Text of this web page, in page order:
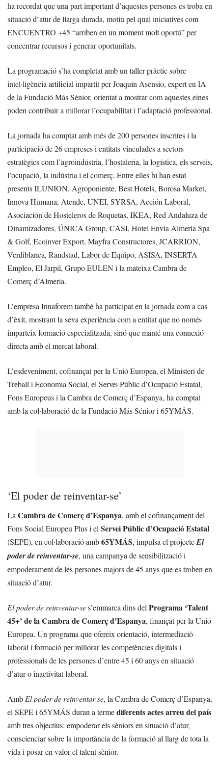
ha recordat que una part important d’aquestes persones es troba en
situació d’atur de llarga durada, motiu pel qual iniciatives com
ENCUENTRO +45 “arriben en un moment molt oportú” per
concentrar recursos i generar oportunitats.
La programació s’ha completat amb un taller pràctic sobre
intel·ligència artificial impartit per Joaquín Asensio, expert en IA
de la Fundació Más Sénior, orientat a mostrar com aquestes eines
poden contribuir a millorar l’ocupabilitat i l’adaptació professional.
La jornada ha comptat amb més de 200 persones inscrites i la
participació de 26 empreses i entitats vinculades a sectors
estratègics com l’agroindústria, l’hostaleria, la logística, els serveis,
l’ocupació, la indústria i el comerç. Entre elles hi han estat
presents ILUNION, Agroponiente, Best Hotels, Borosa Market,
Innova Humana, Atende, UNEI, SYRSA, Acción Laboral,
Asociación de Hosteleros de Roquetas, IKEA, Red Andaluza de
Dinamizadores, ÚNICA Group, CASI, Hotel Envía Almería Spa
& Golf, Ecoinver Export, Mayfra Constructores, JCARRION,
Verdiblanca, Randstad, Labor de Equipo, ASISA, INSERTA
Empleo, El Jarpil, Grupo EULEN i la mateixa Cambra de
Comerç d’Almeria.
L’empresa Innaforem també ha participat en la jornada com a cas
d’èxit, mostrant la seva experiència com a entitat que no només
imparteix formació especialitzada, sinó que manté una connexió
directa amb el mercat laboral.
L’esdeveniment, cofinançat per la Unió Europea, el Ministeri de
Treball i Economia Social, el Servei Públic d’Ocupació Estatal,
Fons Europeus i la Cambra de Comerç d’Espanya, ha comptat
amb la col·laboració de la Fundació Más Sénior i 65YMÁS.
‘El poder de reinventar-se’
La Cambra de Comerç d’Espanya, amb el cofinançament del
Fons Social Europeu Plus i el Servei Públic d’Ocupació Estatal
(SEPE), en col·laboració amb65YMÁS, impulsa el projecteEl
poder de reinventar-se, una campanya de sensibilització i
empoderament de les persones majors de 45 anys que es troben en
situació d’atur.
El poder de reinventar-ses’emmarca dins del Programa ‘Talent
45+’ de la Cambra de Comerç d’Espanya, finançat per la Unió
Europea. Un programa que ofereix orientació, intermediació
laboral i formació per millorar les competències digitals i
professionals de les persones d’entre 45 i 60 anys en situació
d’atur o inactivitat laboral.
Amb El poder de reinventar-se, la Cambra de Comerç d’Espanya,
el SEPE i 65YMÁS duran a termediferents actes arreu del país
amb tres objectius: empoderar els sèniors en situació d’atur,
conscienciar sobre la importància de la formació al llarg de tota la
vida i posar en valor el talent sènior.